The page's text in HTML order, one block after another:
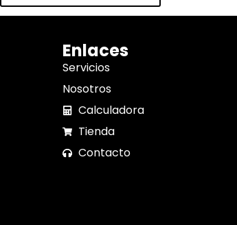
Enlaces
Servicios
Nosotros
Calculadora
Tienda
Contacto